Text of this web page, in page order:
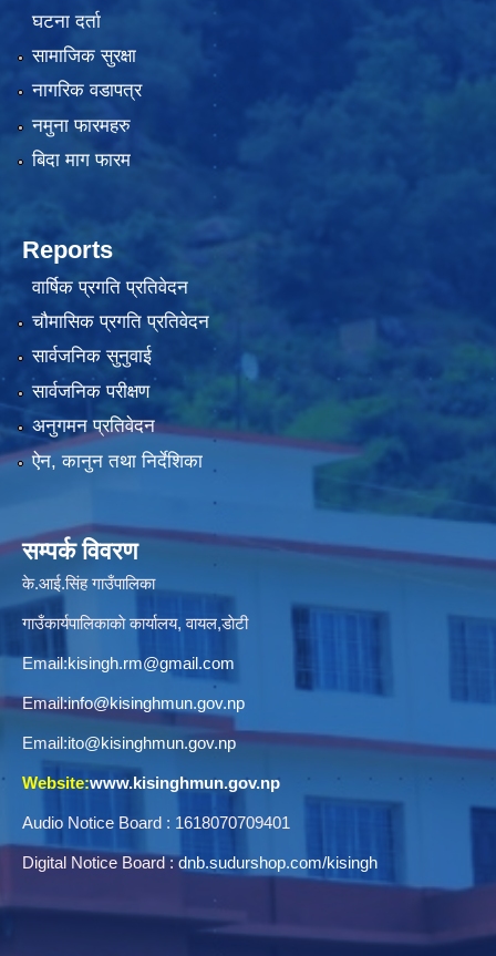
घटना दर्ता
सामाजिक सुरक्षा
नागरिक वडापत्र
नमुना फारमहरु
बिदा माग फारम
Reports
वार्षिक प्रगति प्रतिवेदन
चौमासिक प्रगति प्रतिवेदन
सार्वजनिक सुनुवाई
सार्वजनिक परीक्षण
अनुगमन प्रतिवेदन
ऐन, कानुन तथा निर्देशिका
सम्पर्क विवरण
के.आई.सिंह गाउँपालिका
गाउँकार्यपालिकाकाे कार्यालय, वायल,डाेटी
Email:kisingh.rm@gmail.com
Email:info@kisinghmun.gov.np
Email:ito@kisinghmun.gov.np
Website:www.kisinghmun.gov.np
Audio Notice Board : 1618070709401
Digital Notice Board :dnb.sudurshop.com/kisingh